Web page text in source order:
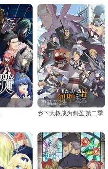
更新至5集
乡下大叔成为剑圣 第二季